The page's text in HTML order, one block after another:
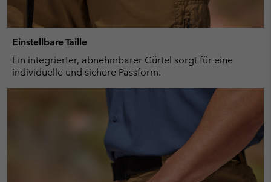
Einstellbare Taille
Ein integrierter, abnehmbarer Gürtel sorgt für eine
individuelle und sichere Passform.